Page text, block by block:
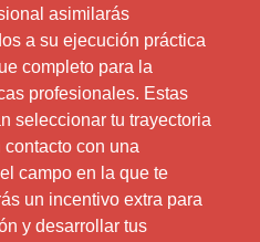
asimilarás
a su ejecución práctica
completo para la
profesionales. Estas
seleccionar tu trayectoria
con una
campo en la que te
un incentivo extra para
y desarrollar tus